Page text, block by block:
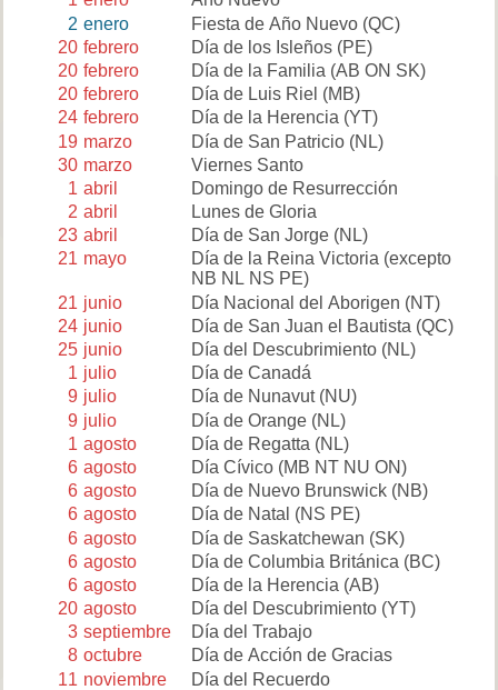
2 enero Fiesta de Año Nuevo(QC)
20 febrero Día de los Isleños(PE)
20 febrero Día de la Familia (AB ON SK)
20 febrero Día de Luis Riel (MB)
24 febrero Día de la Herencia (YT)
19 marzo Día de San Patricio(NL)
30 marzo
Viernes Santo
1 abril
Domingo de Resurrección
2 abril
Lunes de Gloria
23 abril Día de San Jorge(NL)
21 mayo Día de la Reina Victoria(excepto
NB NL NS PE)
21 junio Día Nacional del Aborigen (NT)
24 junio Día de San Juan el Bautista (QC)
25 junio Día del Descubrimiento(NL)
1 julio
Día de Canadá
9 julio Día de Nunavut(NU)
9 julio Día de Orange(NL)
1 agosto Día de Regatta (NL)
6 agosto Día Cívico(MB NT NU ON)
6 agosto Día de Nuevo Brunswick(NB)
6 agosto Día de Natal (NS PE)
6 agosto Día de Saskatchewan (SK)
6 agosto Día de Columbia Británica (BC)
6 agosto Día de la Herencia (AB)
20 agosto Día del Descubrimiento(YT)
3 septiembre
Día del Trabajo
8 octubre
Día de Acción de Gracias
11 noviembre
Día del Recuerdo